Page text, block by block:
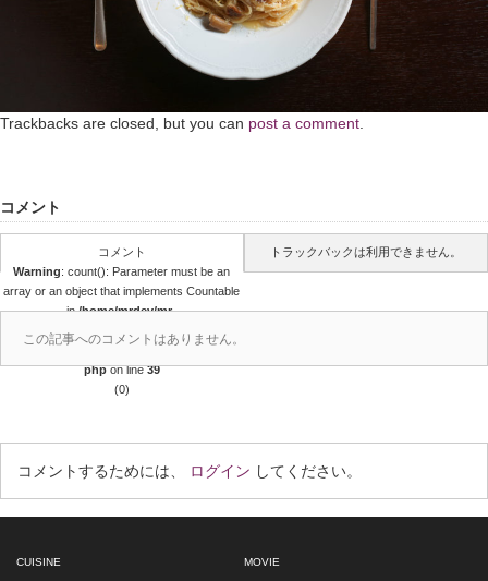
Trackbacks are closed, but you can post a comment.
コメント
コメント
Warning: count(): Parameter must be an
array or an object that implements Countable
in/home/mrdev/mr-
dev.biz/public_html/wp-
phpon line39
(0)
トラックバックは利用できません。
この記事へのコメントはありません。
コメントするためには、 ログイン してください。
CUISINE MOVIE